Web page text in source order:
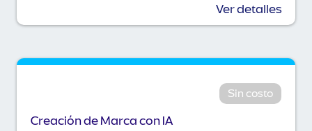
Ver detalles
Sin costo
Creación de Marca con IA